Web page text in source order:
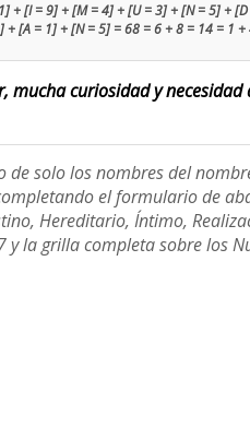
+ [I = 9] + [M = 4] + [U = 3] + [N = 5] +
+ [A = 1] + [N = 5] = 68 = 6 + 8 = 14 = 1 +
mucha curiosidad y
de solo los nombres del
el formulario de
Hereditario, Íntimo,
la grilla completa sobre los